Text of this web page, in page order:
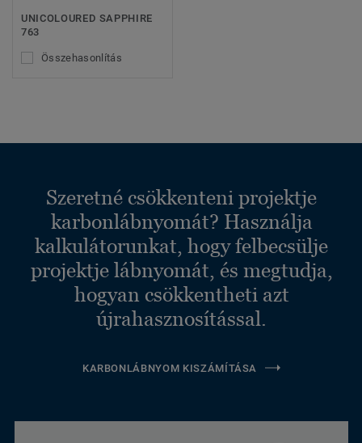
UNICOLOURED SAPPHIRE
763
Összehasonlítás
Szeretné csökkenteni projektje
karbonlábnyomát? Használja
kalkulátorunkat, hogy felbecsülje
projektje lábnyomát, és megtudja,
hogyan csökkentheti azt
újrahasznosítással.
KARBONLÁBNYOM KISZÁMÍTÁSA